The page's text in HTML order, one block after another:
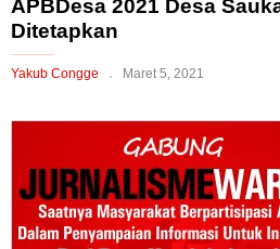
APBDesa 2021 Desa
Ditetapkan
Yakub Congge Maret 5, 2021